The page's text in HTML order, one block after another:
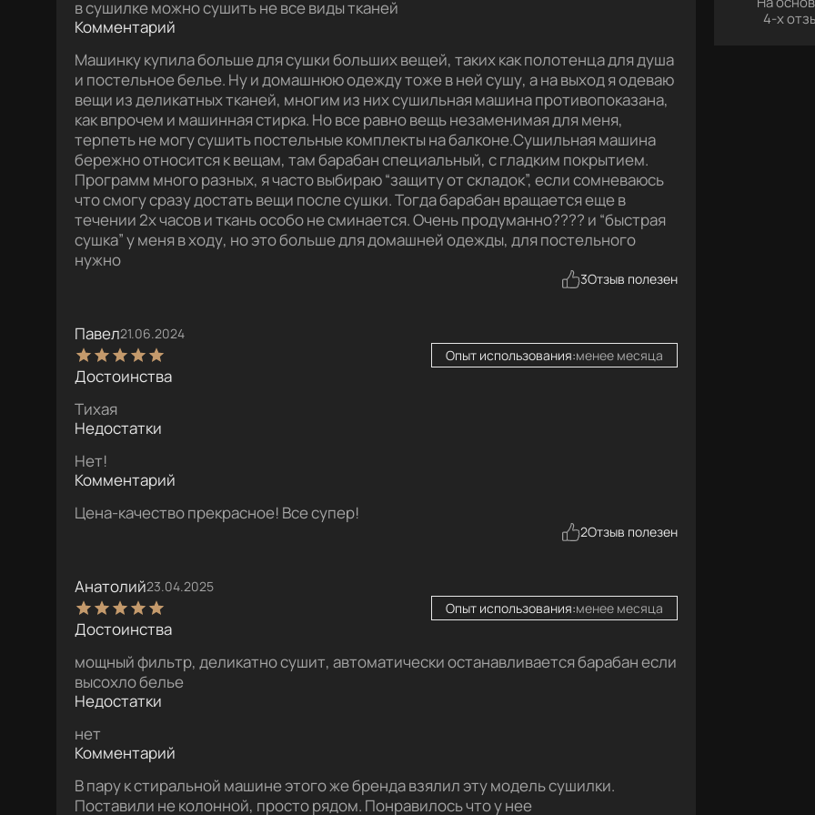
в сушилке можно сушить не все виды тканей
Комментарий
Машинку купила больше для сушки больших вещей, таких как полотенца для душа
и постельное белье. Ну и домашнюю одежду тоже в ней сушу, а на выход я одеваю
вещи из деликатных тканей, многим из них сушильная машина противопоказана,
как впрочем и машинная стирка. Но все равно вещь незаменимая для меня,
терпеть не могу сушить постельные комплекты на балконе.Сушильная машина
бережно относится к вещам, там барабан специальный, с гладким покрытием.
Программ много разных, я часто выбираю “защиту от складок”, если сомневаюсь
что смогу сразу достать вещи после сушки. Тогда барабан вращается еще в
течении 2х часов и ткань особо не сминается. Очень продуманно???? и “быстрая
сушка” у меня в ходу, но это больше для домашней одежды, для постельного
нужно
3Отзыв полезен
Павел21.06.2024
Опыт использования:менее месяца
Достоинства
Тихая
Недостатки
Нет!
Комментарий
Цена-качество прекрасное! Все супер!
2Отзыв полезен
Анатолий23.04.2025
Опыт использования:менее месяца
Достоинства
мощный фильтр, деликатно сушит, автоматически останавливается барабан если
высохло белье
Недостатки
нет
Комментарий
В пару к стиральной машине этого же бренда взялил эту модель сушилки.
Поставили не колонной, просто рядом. Понравилось что у нее
4-х